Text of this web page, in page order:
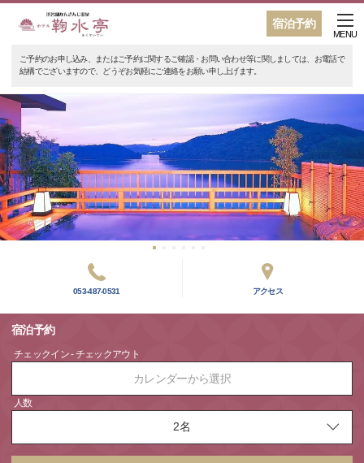
宿泊予約
MENU
ご予約のお申し込み、またはご予約に関するご確認・お問い合わせ等に関しましては、お電話で
結構でございますので、どうぞお気軽にご連絡をお願い申し上げます。
053-487-0531 アクセス
宿泊予約
チェックイン - チェックアウト
カレンダーから選択
人数